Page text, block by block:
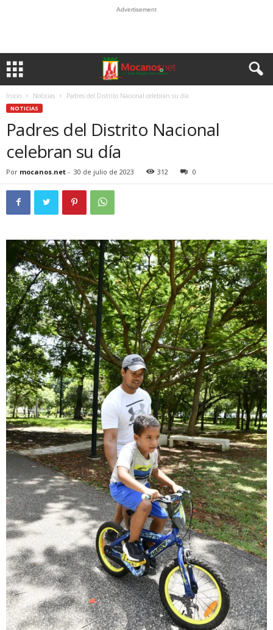
Advertisement
Inicio Noticias Padres del Distrito Nacional celebran su día
NOTICIAS
Padres del Distrito Nacional
celebran su día
Por mocanos.net - 30 de julio de 2023 312 0